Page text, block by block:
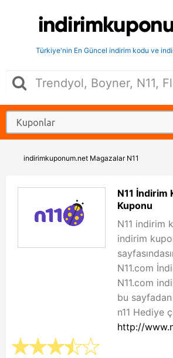
Türkiye'nin En Güncel indirim kodu ve
indirimkuponum.net Magazalar N11
N11 İndirim
Kuponu
N11 indirim
indirim
N11.com
N11.com
bu
n11 Hediye
http://